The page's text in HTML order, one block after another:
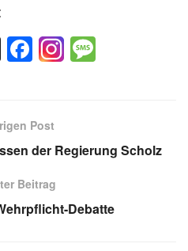
X F
a
e
b
o
o
k
g
Post
der Regierung Scholz
Beitrag
Debatte